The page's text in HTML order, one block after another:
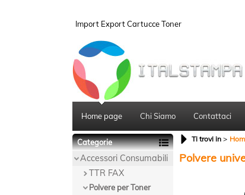
Import Export Cartucce Toner
Home page Chi Siamo Contattaci
Categorie
Accessori Consumabili
TTR FAX
Polvere per Toner
Ti trovi in
Polvere